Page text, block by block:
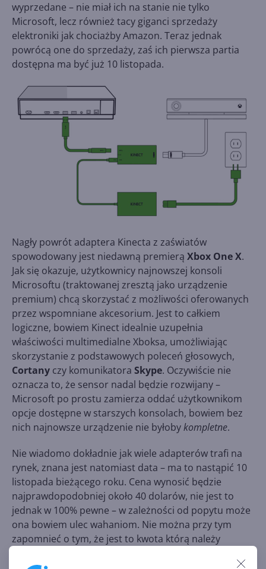
wyprzedane – nie miał ich na stanie nie tylko
Microsoft, lecz również tacy giganci sprzedaży
elektroniki jak chociażby Amazon. Teraz jednak
powrócą one do sprzedaży, zaś ich pierwsza partia
dostępna ma być już 10 listopada.
Nagły powrót adaptera Kinecta z zaświatów
spowodowany jest niedawną premierą Xbox One X.
Jak się okazuje, użytkownicy najnowszej konsoli
Microsoftu (traktowanej zresztą jako urządzenie
premium) chcą skorzystać z możliwości oferowanych
przez wspomniane akcesorium. Jest to całkiem
logiczne, bowiem Kinect idealnie uzupełnia
właściwości multimedialne Xboksa, umożliwiając
skorzystanie z podstawowych poleceń głosowych,
Cortany czy komunikatora Skype. Oczywiście nie
oznacza to, że sensor nadal będzie rozwijany –
Microsoft po prostu zamierza oddać użytkownikom
opcje dostępne w starszych konsolach, bowiem bez
nich najnowsze urządzenie nie byłobykompletne.
Nie wiadomo dokładnie jak wiele adapterów trafi na
rynek, znana jest natomiast data – ma to nastąpić 10
listopada bieżącego roku. Cena wynosić będzie
najprawdopodobniej około 40 dolarów, nie jest to
jednak w 100% pewne – w zależności od popytu może
ona bowiem ulec wahaniom. Nie można przy tym
zapomnieć o tym, że jest to kwota którą należy